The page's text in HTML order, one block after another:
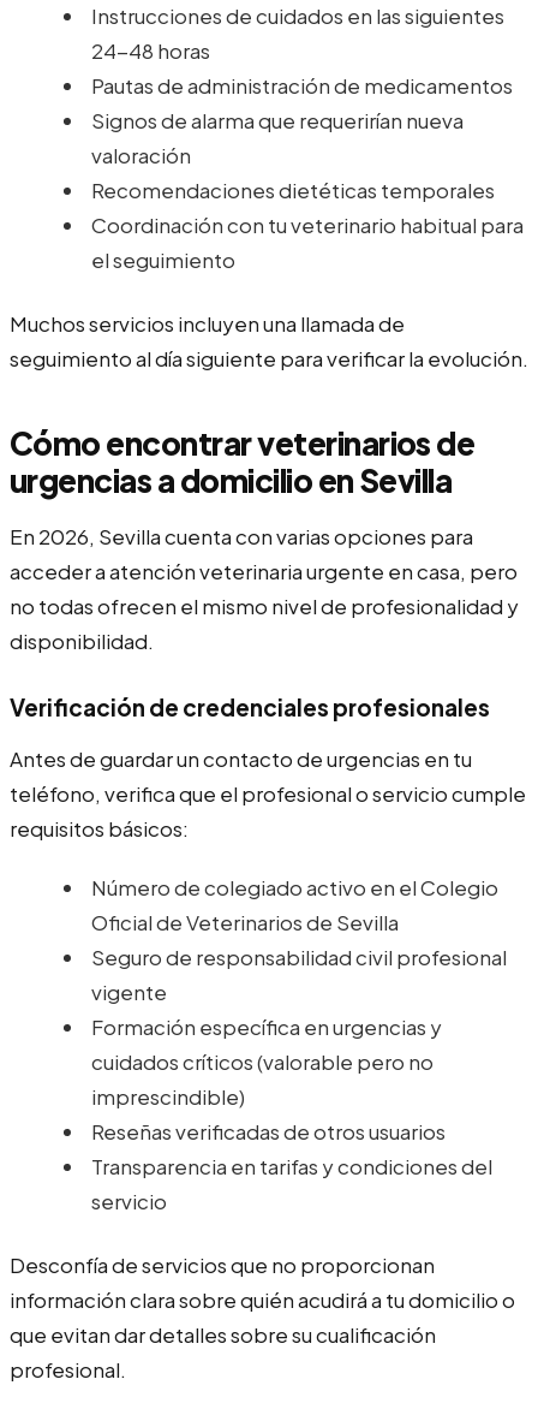
Instrucciones de cuidados en las siguientes
24-48 horas
Pautas de administración de medicamentos
Signos de alarma que requerirían nueva
valoración
Recomendaciones dietéticas temporales
Coordinación con tu veterinario habitual para
el seguimiento
Muchos servicios incluyen una llamada de
seguimiento al día siguiente para verificar la evolución.
Cómo encontrar veterinarios de
urgencias a domicilio en Sevilla
En 2026, Sevilla cuenta con varias opciones para
acceder a atención veterinaria urgente en casa, pero
no todas ofrecen el mismo nivel de profesionalidad y
disponibilidad.
Verificación de credenciales profesionales
Antes de guardar un contacto de urgencias en tu
teléfono, verifica que el profesional o servicio cumple
requisitos básicos:
Número de colegiado activo en el Colegio
Oficial de Veterinarios de Sevilla
Seguro de responsabilidad civil profesional
vigente
Formación específica en urgencias y
cuidados críticos (valorable pero no
imprescindible)
Reseñas verificadas de otros usuarios
Transparencia en tarifas y condiciones del
servicio
Desconfía de servicios que no proporcionan
información clara sobre quién acudirá a tu domicilio o
que evitan dar detalles sobre su cualificación
profesional.